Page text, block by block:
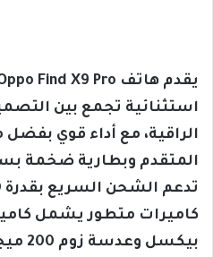
استثنائية تجمع بين